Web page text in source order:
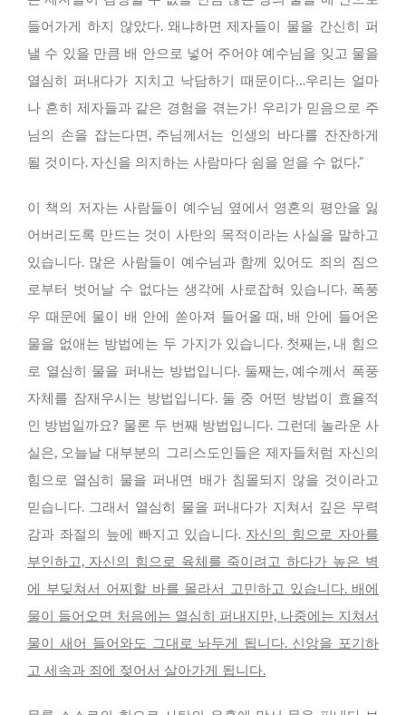
들어가게 하지 않았다. 왜냐하면 제자들이 물을 간신히 퍼
낼 수 있을 만큼 배 안으로 넣어 주어야 예수님을 잊고 물을
열심히 퍼내다가 지치고 낙담하기 때문이다…우리는 얼마
나 흔히 제자들과 같은 경험을 겪는가! 우리가 믿음으로 주
님의 손을 잡는다면, 주님께서는 인생의 바다를 잔잔하게
될 것이다. 자신을 의지하는 사람마다 쉼을 얻을 수 없다.”
이 책의 저자는 사람들이 예수님 옆에서 영혼의 평안을 잃
어버리도록 만드는 것이 사탄의 목적이라는 사실을 말하고
있습니다. 많은 사람들이 예수님과 함께 있어도 죄의 짐으
로부터 벗어날 수 없다는 생각에 사로잡혀 있습니다. 폭풍
우 때문에 물이 배 안에 쏟아져 들어올 때, 배 안에 들어온
물을 없애는 방법에는 두 가지가 있습니다. 첫째는, 내 힘으
로 열심히 물을 퍼내는 방법입니다. 둘째는, 예수께서 폭풍
자체를 잠재우시는 방법입니다. 둘 중 어떤 방법이 효율적
인 방법일까요? 물론 두 번째 방법입니다. 그런데 놀라운 사
실은, 오늘날 대부분의 그리스도인들은 제자들처럼 자신의
힘으로 열심히 물을 퍼내면 배가 침몰되지 않을 것이라고
믿습니다. 그래서 열심히 물을 퍼내다가 지쳐서 깊은 무력
감과 좌절의 늪에 빠지고 있습니다. 자신의 힘으로 자아를
부인하고, 자신의 힘으로 육체를 죽이려고 하다가 높은 벽
에 부딪쳐서 어찌할 바를 몰라서 고민하고 있습니다. 배에
물이 들어오면 처음에는 열심히 퍼내지만, 나중에는 지쳐서
물이 새어 들어와도 그대로 놔두게 됩니다. 신앙을 포기하
고 세속과 죄에 젖어서 살아가게 됩니다.